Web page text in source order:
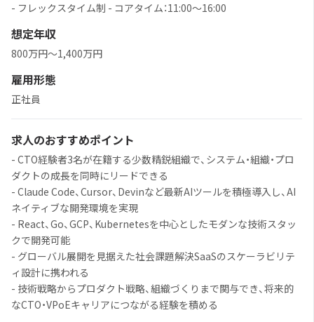
- フレックスタイム制 - コアタイム：11:00〜16:00
想定年収
800万円〜1,400万円
雇用形態
正社員
求人のおすすめポイント
- CTO経験者3名が在籍する少数精鋭組織で、システム・組織・プロ
ダクトの成長を同時にリードできる
- Claude Code、Cursor、Devinなど最新AIツールを積極導入し、AI
ネイティブな開発環境を実現
- React、Go、GCP、Kubernetesを中心としたモダンな技術スタッ
クで開発可能
- グローバル展開を見据えた社会課題解決SaaSのスケーラビリテ
ィ設計に携われる
- 技術戦略からプロダクト戦略、組織づくりまで関与でき、将来的
なCTO・VPoEキャリアにつながる経験を積める